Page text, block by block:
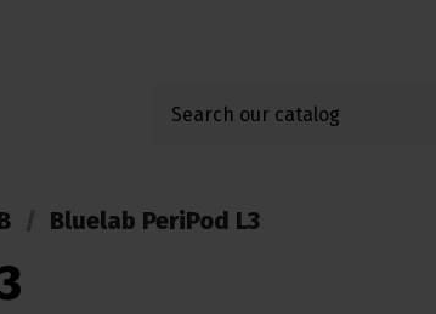
Bluelab PeriPod L3